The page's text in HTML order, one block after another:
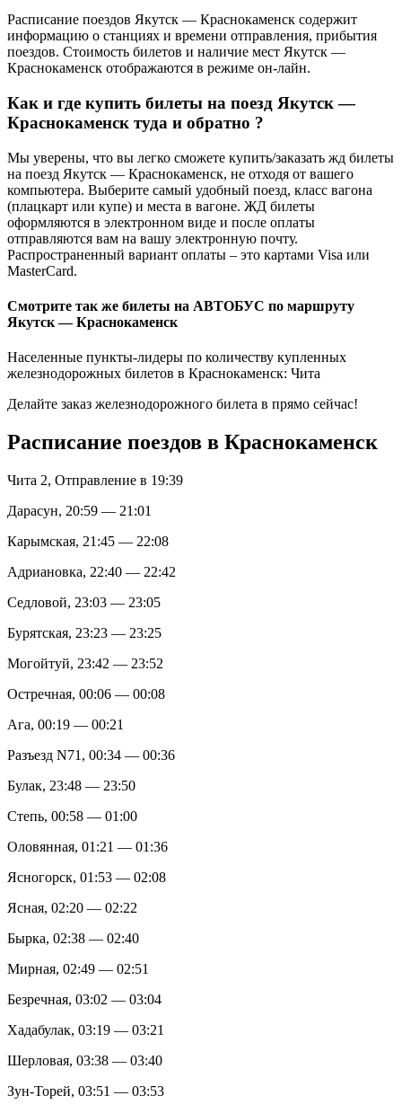
Расписание поездов Якутск — Краснокаменск содержит
информацию о станциях и времени отправления, прибытия
поездов. Стоимость билетов и наличие мест Якутск —
Краснокаменск отображаются в режиме он-лайн.
Как и где купить билеты на поезд Якутск —
Краснокаменск туда и обратно ?
Мы уверены, что вы легко сможете купить/заказать жд билеты
на поезд Якутск — Краснокаменск, не отходя от вашего
компьютера. Выберите самый удобный поезд, класс вагона
(плацкарт или купе) и места в вагоне. ЖД билеты
оформляются в электронном виде и после оплаты
отправляются вам на вашу электронную почту.
Распространенный вариант оплаты – это картами Visa или
MasterCard.
Смотрите так же билеты на АВТОБУС по маршруту
Якутск — Краснокаменск
Населенные пункты-лидеры по количеству купленных
железнодорожных билетов в Краснокаменск: Чита
Делайте заказ железнодорожного билета в прямо сейчас!
Расписание поездов в Краснокаменск
Чита 2, Отправление в 19:39
Дарасун, 20:59 — 21:01
Карымская, 21:45 — 22:08
Адриановка, 22:40 — 22:42
Седловой, 23:03 — 23:05
Бурятская, 23:23 — 23:25
Могойтуй, 23:42 — 23:52
Остречная, 00:06 — 00:08
Ага, 00:19 — 00:21
Разъезд N71, 00:34 — 00:36
Булак, 23:48 — 23:50
Степь, 00:58 — 01:00
Оловянная, 01:21 — 01:36
Ясногорск, 01:53 — 02:08
Ясная, 02:20 — 02:22
Бырка, 02:38 — 02:40
Мирная, 02:49 — 02:51
Безречная, 03:02 — 03:04
Хадабулак, 03:19 — 03:21
Шерловая, 03:38 — 03:40
Зун-Торей, 03:51 — 03:53